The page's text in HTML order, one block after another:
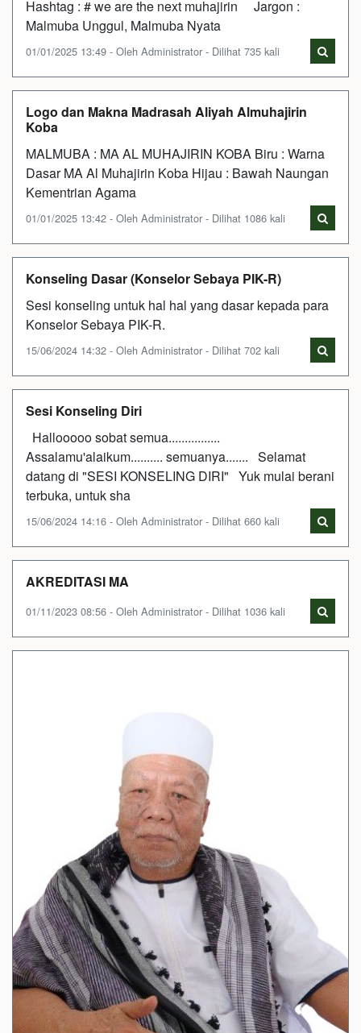
Hashtag : # we are the next muhajirin Jargon :
Malmuba Unggul, Malmuba Nyata
01/01/2025 13:49 - Oleh Administrator - Dilihat 735 kali
Logo dan Makna Madrasah Aliyah Almuhajirin
Koba
MALMUBA : MA AL MUHAJIRIN KOBA Biru : Warna
Dasar MA Al Muhajirin Koba Hijau : Bawah Naungan
Kementrian Agama
01/01/2025 13:42 - Oleh Administrator - Dilihat 1086 kali
Konseling Dasar (Konselor Sebaya PIK-R)
Sesi konseling untuk hal hal yang dasar kepada para
Konselor Sebaya PIK-R.
15/06/2024 14:32 - Oleh Administrator - Dilihat 702 kali
Sesi Konseling Diri
Hallooooo sobat semua................
Assalamu'alaikum.......... semuanya....... Selamat
datang di "SESI KONSELING DIRI" Yuk mulai berani
terbuka, untuk sha
15/06/2024 14:16 - Oleh Administrator - Dilihat 660 kali
AKREDITASI MA
01/11/2023 08:56 - Oleh Administrator - Dilihat 1036 kali